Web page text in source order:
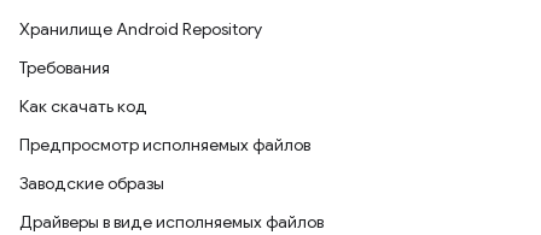
Хранилище Android Repository
Требования
Как скачать код
Предпросмотр исполняемых файлов
Заводские образы
Драйверы в виде исполняемых файлов